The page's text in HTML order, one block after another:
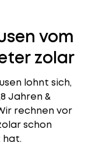
vom
zolar
lohnt sich,
Jahren &
rechnen vor
schon
hat.